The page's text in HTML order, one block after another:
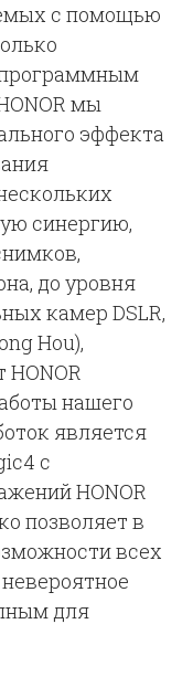
с помощью
мы
эффекта
синергию,
до уровня
камер DSLR,
Hou),
нашего
является
с
HONOR
позволяет в
всех
для